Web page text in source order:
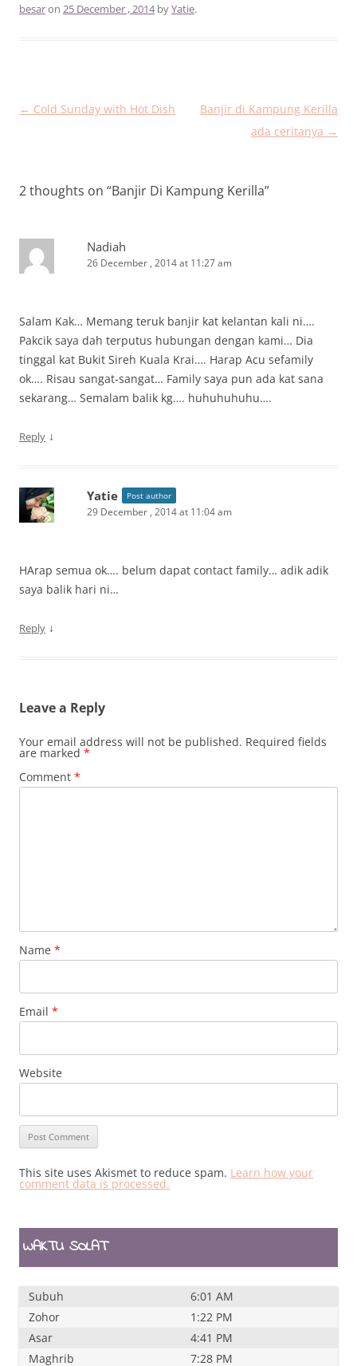
besaron 25 December , 2014byYatie.
Post
← Cold Sunday with Hot Dish
Banjir di Kampung Kerilla
ada ceritanya →
2 thoughts on “Banjir Di Kampung Kerilla”
Nadiah
26 December , 2014 at 11:27 am
Salam Kak… Memang teruk banjir kat kelantan kali ni….
Pakcik saya dah terputus hubungan dengan kami… Dia
tinggal kat Bukit Sireh Kuala Krai…. Harap Acu sefamily
ok…. Risau sangat-sangat… Family saya pun ada kat sana
sekarang… Semalam balik kg…. huhuhuhuhu….
Reply ↓
Yatie Post author
29 December , 2014 at 11:04 am
HArap semua ok…. belum dapat contact family… adik adik
saya balik hari ni…
Reply ↓
Leave a Reply
Your email address will not be published. Required fields
are marked *
Comment *
Name *
Email *
Website
This site uses Akismet to reduce spam. Learn how your
comment data is processed.
WAKTU SOLAT
Subuh
6:01 AM
Zohor
1:22 PM
Asar
4:41 PM
Maghrib
7:28 PM